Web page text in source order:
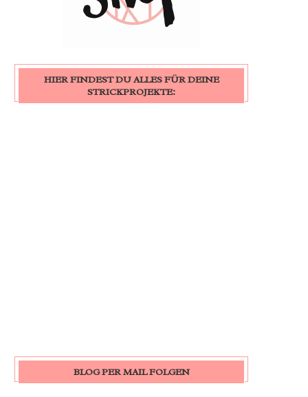
HIER FINDEST DU ALLES FÜR DEINE
STRICKPROJEKTE:
BLOG PER MAIL FOLGEN